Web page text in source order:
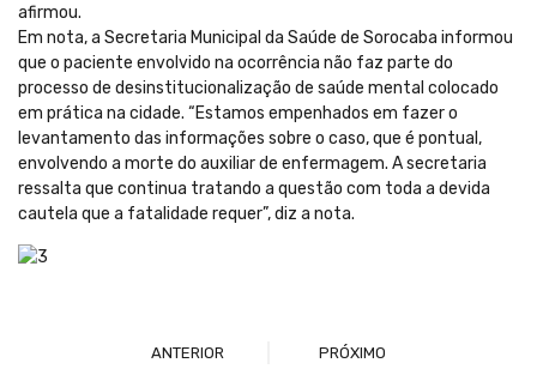
afirmou.
Em nota, a Secretaria Municipal da Saúde de Sorocaba informou
que o paciente envolvido na ocorrência não faz parte do
processo de desinstitucionalização de saúde mental colocado
em prática na cidade. “Estamos empenhados em fazer o
levantamento das informações sobre o caso, que é pontual,
envolvendo a morte do auxiliar de enfermagem. A secretaria
ressalta que continua tratando a questão com toda a devida
cautela que a fatalidade requer”, diz a nota.
ANTERIOR PRÓXIMO